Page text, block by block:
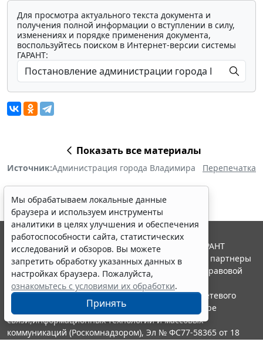
Для просмотра актуального текста документа и
получения полной информации о вступлении в силу,
изменениях и порядке применения документа,
воспользуйтесь поиском в Интернет-версии системы
ГАРАНТ:
Показать все материалы
Источник:Администрация города Владимира Перепечатка
Мы обрабатываем локальные данные
браузера и используем инструменты
аналитики в целях улучшения и обеспечения
работоспособности сайта, статистических
исследований и обзоров. Вы можете
запретить обработку указанных данных в
настройках браузера. Пожалуйста,
ознакомьтесь с условиями их обработки.
Принять
© ООО "НПП "ГАРАНТ-СЕРВИС", 2026. Система ГАРАНТ
выпускается с 1990 года. Компания "Гарант" и ее партнеры
являются участниками Российской ассоциации правовой
информации ГАРАНТ.
Портал ГАРАНТ.РУ зарегистрирован в качестве сетевого
издания Федеральной службой по надзору в сфере
связи,информационных технологий и массовых
коммуникаций (Роскомнадзором), Эл № ФС77-58365 от 18